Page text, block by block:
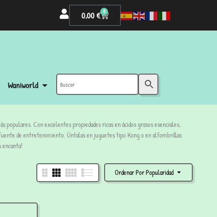
0,00€ 0
Waniworld
populares. Con excelentes propiedades ricas en ácidos grasos esenciales,
de entretenimiento. Úntalas en juguetes tipo Kong o en alfombrillas
Ordenar Por Popularidad